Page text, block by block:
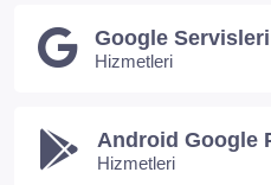
Google Servisleri
Hizmetleri
Android Google
Hizmetleri